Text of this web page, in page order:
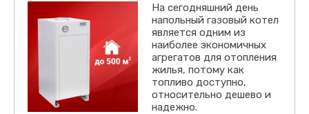
На сегодняшний день
напольный газовый котел
является одним из
наиболее экономичных
агрегатов для отопления
жилья, потому как
топливо доступно,
относительно дешево и
надежно.